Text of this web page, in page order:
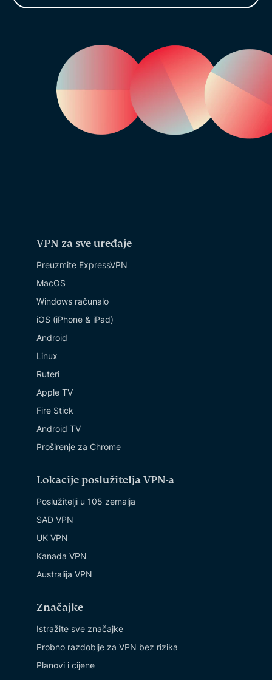
VPN za sve uređaje
Preuzmite ExpressVPN
MacOS
Windows računalo
iOS (iPhone & iPad)
Android
Linux
Ruteri
Apple TV
Fire Stick
Android TV
Proširenje za Chrome
Lokacije poslužitelja VPN-a
Poslužitelji u 105 zemalja
SAD VPN
UK VPN
Kanada VPN
Australija VPN
Značajke
Istražite sve značajke
Probno razdoblje za VPN bez rizika
Planovi i cijene